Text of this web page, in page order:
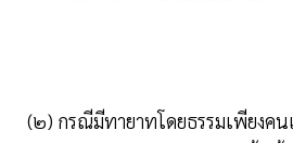
(๒) กรณีมีทายาทโดยธรรมเพียงค